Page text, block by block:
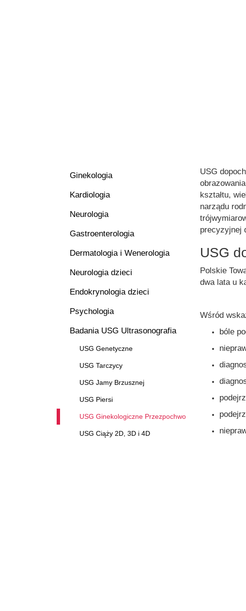
Ginekologia
Kardiologia
Neurologia
Gastroenterologia
Dermatologia i Wenerologia
Neurologia dzieci
Endokrynologia dzieci
Psychologia
Badania USG Ultrasonografia
USG Genetyczne
USG Tarczycy
USG Jamy Brzusznej
USG Piersi
USG Ginekologiczne Przezpochwowe
USG Ciąży 2D, 3D i 4D
USG
kształtu,
narządu
precyzyjnej
USG
Polskie
dwa lata u
Wśród
bóle